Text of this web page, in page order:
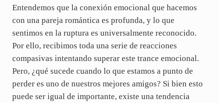
Entendemos que la conexión emocional que hacemos
con una pareja romántica es profunda, y lo que
sentimos en la ruptura es universalmente reconocido.
Por ello, recibimos toda una serie de reacciones
compasivas intentando superar este trance emocional.
Pero, ¿qué sucede cuando lo que estamos a punto de
perder es uno de nuestros mejores amigos? Si bien esto
puede ser igual de importante, existe una tendencia